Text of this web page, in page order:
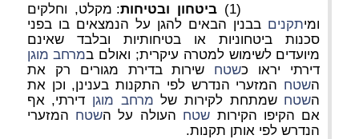
(1)
ביטחון ובטיחות: מקלט, וחלקים
ומיתקנים בבנין הבאים להגן על הנמצאים בו בפני
סכנות ביטחוניות או בטיחותיות ובלבד שאינם
מיועדים לשימוש למטרה עיקרית; ואולם במרחב מוגן
דירתי יראו כשטח שירות בדירת מגורים רק את
השטח המזערי הנדרש לפי התקנות בענינן, וכן את
השטח שמתחת לקירות של מרחב מוגן דירתי, אף
אם הקיפו הקירות שטח העולה על השטח המזערי
הנדרש לפי אותן תקנות.